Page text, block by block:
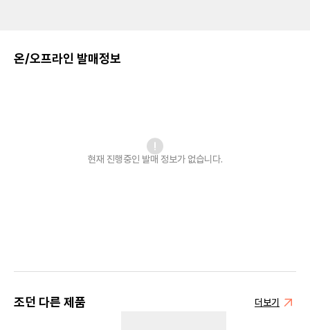
온/오프라인 발매정보
현재 진행중인 발매 정보가 없습니다.
조던 다른 제품 더보기